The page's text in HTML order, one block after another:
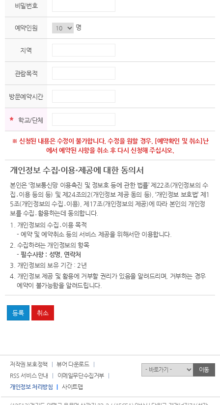
비밀번호
예약인원 명
지역
관람목적
방문예약시간
* 학교/단체
※ 신청된 내용은 수정이 불가합니다. 수정을 원할 경우, [예약확인 및 취소]난
에서 예약된 사항을 취소 후 다시 신청해 주십시오.
개인정보 수집·이용·제공에 대한 동의서
본인은 ‘정보통신망 이용촉진 및 정보호 등에 관한 법률’ 제22조(개인정보의 수
집․이용 등의 등) 및 제24조의2(개인정보 제공 동의 등), ‘개인정보 보호법’ 제1
5조(개인정보의 수집․이용), 제17조(개인정보의 제공)에 따라 본인의 개인정
보를 수집․활용하는데 동의합니다.
1. 개인정보의 수집․이용 목적
- 예약 및 예약취소 등의 서비스 제공을 위해서만 이용합니다.
2. 수집하려는 개인정보의 항목
-필수사항 : 성명, 연락처
3. 개인정보의 보유 기간 : 2년
4. 개인정보 제공 및 활용에 거부할 권리가 있음을 알려드리며, 거부하는 경우
예약이 불가능함을 알려드립니다.
저작권 보호정책
뷰어 다운로드
RSS 서비스 안내
이메일무단수집거부
개인정보 처리방침
사이트맵
유관기관 이동